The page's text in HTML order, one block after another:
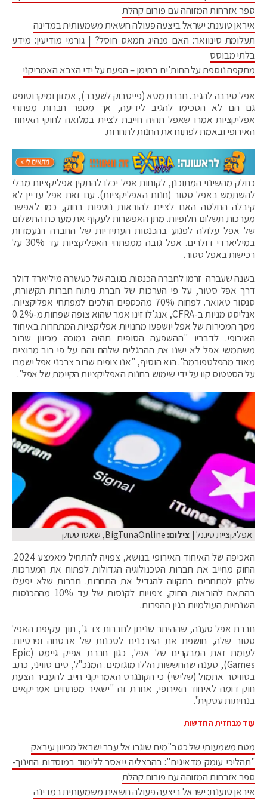
ספר אזרחות המזוהה עם פורום קהלת
איראן טוענת: ישראל ביצעה פעולה חשאית משמעותית במדינה
תעלומת סינוואר: האם מנהיג חמאס חוסל? | גורמי מודיעין: מידע
בלתי מבוסס
מתקפה נוספת על החות'ים בתימן – הפעם על ידי הצבא האמריקני
אפל סירבה להגיב. חברת מטא (פייסבוק לשעבר), אמזון ומיקרוסופט
גם הם לא הסכימו להגיב לידיעה, אך מספר חברות מפתחי
אפליקציות אמרו שאפל תהיה חייבת לציית במלואה לחוקי האיחוד
האירופי ובאמת לפתוח את החנות לתחרות.
כחלק מהשינוי המתוכנן, לקוחות אפל יכלו להתקין אפליקציות מבלי
להשתמש באפל סטור (חנות האפליקציות). עם זאת אפל עדיין לא
קיבלה החלטה האם לציית להוראות נוספות בחוק, כמו לאפשר
מערכות תשלום חלופיות. מתן האפשרות לעקוף את מערכת התשלום
של אפל עלולה לפגוע בהכנסות העתידיות של החברה הנעמדות
במיליארדי דולרים. אפל גובה ממפתחי האפליקציות עד 30% על
רכישות באפל סטור.
בשנה שעברה זרמו לחברה הכנסות בגובה של כעשרה מיליארד דולר
דרך אפל סטור, על פי הערכות של חברת ניתוח חברות תקשורת,
סנסור טאואר. לפחות 70% מהכספים הולכים למפתחי אפליקציות.
אנליסט מניות ב-CFRA, אנג'לו זינו אמר שהוא צופה שפחות מ-0.2%
מסך המכירות של אפל יושפעו מחנויות אפליקציות המתחרות באיחוד
האירופי. לדבריו "ההשפעה הסופית תהיה נמוכה מכיוון שרוב
משתמשי אפל לא ישנו את ההרגלים שלהם והם על פי רוב מרוצים
מאוד מהפלטפורמה". הוא הוסיף, "אנו צופים שרוב צרכני אפל ישמרו
על הסטטוס קוו על ידי שימוש בחנות האפליקציות הקיימת של אפל".
אפליקציית סיגנל| צילום:BigTunaOnline, שאטרסטוק
האכיפה של האיחוד האירופי בנושא, צפויה להתחיל מאמצע 2024.
החוק מחייב את חברות הטכנולוגיה הגדולות לפתוח את המערכות
שלהן למתחרים בתקווה להגדיל את התחרות. חברות שלא יפעלו
בהתאם להוראות החוק, צפויות לקנסות של עד 10% מההכנסות
השנתיות העולמיות בגין ההפרות.
חברת אפל טענה, שההיתר שניתן לחברות צד ג׳, תוך עקיפת האפל
סטור שלה, חושפת את הצרכנים לסכנות של אבטחה ופרטיות.
לעומת זאת המבקרים של אפל, כגון חברת אפיק גיימס (Epic
Games), טענה שהחששות הללו מוגזמים. המנכ"ל, טים סוויני, כתב
בטוויטר אתמול (שלישי) כי הקונגרס האמריקני חייב להעביר הצעת
חוק דומה לאיחוד האירופי, אחרת זה "ישאיר מפתחים אמריקאים
בנחיתות עסקית".
עוד מבחזית החדשות
מטח משמעותי של כטב"מים שוגרו אל עבר ישראל מכיוון עיראק
"תהליכי עומק מדאיגים": בהרצליה ייאסר ללימוד במוסדות החינוך-
ספר אזרחות המזוהה עם פורום קהלת
איראן טוענת: ישראל ביצעה פעולה חשאית משמעותית במדינה